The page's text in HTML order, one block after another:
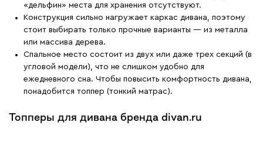
«дельфин» места для хранения отсутствуют.
Конструкция сильно нагружает каркас дивана, поэтому
стоит выбирать только прочные варианты — из металла
или массива дерева.
Спальное место состоит из двух или даже трех секций (в
угловой модели), что не слишком удобно для
ежедневного сна. Чтобы повысить комфортность дивана,
понадобится топпер (тонкий матрас).
Топперы для дивана бренда divan.ru